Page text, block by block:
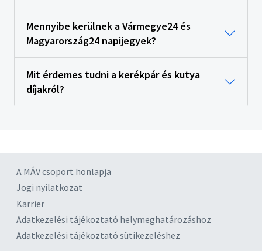
Mennyibe kerülnek a Vármegye24 és
Magyarország24 napijegyek?
Mit érdemes tudni a kerékpár és kutya
díjakról?
A MÁV csoport honlapja
Jogi nyilatkozat
Karrier
Adatkezelési tájékoztató helymeghatározáshoz
Adatkezelési tájékoztató sütikezeléshez